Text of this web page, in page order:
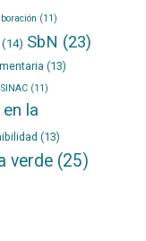
(11)
SbN (23)
(13)
SINAC(11)
la
(13)
verde(25)